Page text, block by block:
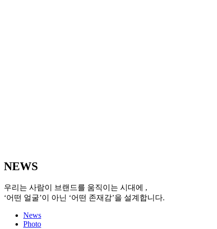
NEWS
우리는 사람이 브랜드를 움직이는 시대에 ,
‘어떤 얼굴’이 아닌 ‘어떤 존재감’을 설계합니다.
News
Photo